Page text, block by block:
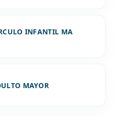
INFANTIL MA
MAYOR